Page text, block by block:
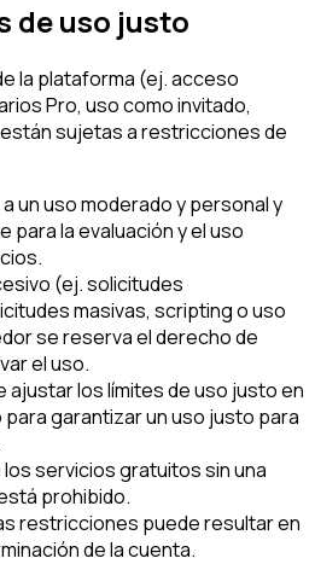
de uso justo
la plataforma (ej. acceso
Pro, uso como invitado,
sujetas a restricciones de
un uso moderado y personal y
para la evaluación y el uso
(ej. solicitudes
masivas, scripting o uso
se reserva el derecho de
el uso.
ajustar los límites de uso justo en
garantizar un uso justo para
los servicios gratuitos sin una
prohibido.
restricciones puede resultar en
de la cuenta.